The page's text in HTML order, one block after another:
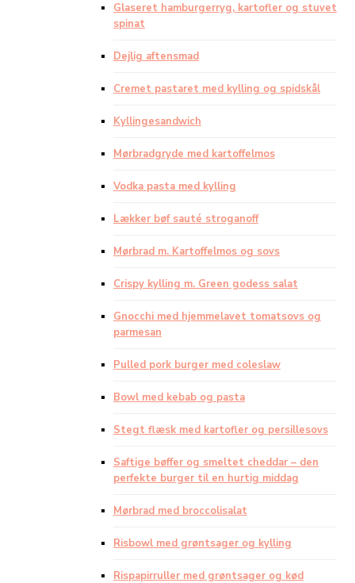
Glaseret hamburgerryg, kartofler og stuvet
spinat
Dejlig aftensmad
Cremet pastaret med kylling og spidskål
Kyllingesandwich
Mørbradgryde med kartoffelmos
Vodka pasta med kylling
Lækker bøf sauté stroganoff
Mørbrad m. Kartoffelmos og sovs
Crispy kylling m. Green godess salat
Gnocchi med hjemmelavet tomatsovs og
parmesan
Pulled pork burger med coleslaw
Bowl med kebab og pasta
Stegt flæsk med kartofler og persillesovs
Saftige bøffer og smeltet cheddar – den
perfekte burger til en hurtig middag
Mørbrad med broccolisalat
Risbowl med grøntsager og kylling
Rispapirruller med grøntsager og kød